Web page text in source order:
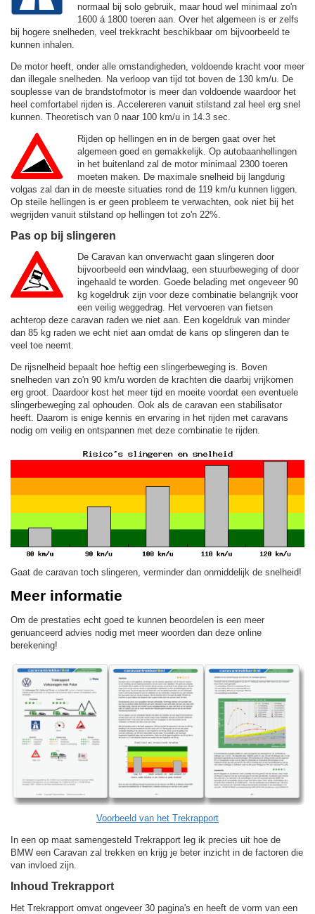
normaal bij solo gebruik, maar houd wel minimaal zo'n
1600 á 1800 toeren aan. Over het algemeen is er zelfs
bij hogere snelheden, veel trekkracht beschikbaar om bijvoorbeeld te
kunnen inhalen.
De motor heeft, onder alle omstandigheden, voldoende kracht voor meer
dan illegale snelheden. Na verloop van tijd tot boven de 130 km/u.
De
souplesse van de brandstofmotor is meer dan voldoende waardoor het
heel comfortabel rijden is. Accelereren vanuit stilstand zal heel erg snel
kunnen. Theoretisch van 0 naar 100 km/u in 14.3 sec.
Rijden op hellingen en in de bergen gaat over het
algemeen goed en gemakkelijk. Op autobaanhellingen
in het buitenland zal de motor minimaal 2300 toeren
moeten maken. De maximale snelheid bij langdurig
volgas zal dan in de meeste situaties rond de 119 km/u kunnen liggen.
Op steile hellingen is er geen probleem te verwachten, ook niet bij het
wegrijden vanuit stilstand op hellingen tot zo'n 22%.
Pas op bij slingeren
De Caravan kan onverwacht gaan slingeren door
bijvoorbeeld een windvlaag, een stuurbeweging of door
ingehaald te worden. Goede belading met ongeveer 90
kg kogeldruk zijn voor deze combinatie belangrijk voor
een veilig weggedrag. Het vervoeren van fietsen
achterop deze caravan raden we niet aan. Een kogeldruk van minder
dan 85 kg raden we echt niet aan omdat de kans op slingeren dan te
veel toe neemt.
De rijsnelheid bepaalt hoe heftig een slingerbeweging is. Boven
snelheden van zo'n 90 km/u worden de krachten die daarbij vrijkomen
erg groot. Daardoor kost het meer tijd en moeite voordat een eventuele
slingerbeweging zal ophouden. Ook als de caravan een stabilisator
heeft. Daarom is enige kennis en ervaring in het rijden met caravans
nodig om veilig en ontspannen met deze combinatie te rijden.
Gaat de caravan toch slingeren, verminder dan onmiddelijk de snelheid!
Meer informatie
Om de prestaties echt goed te kunnen beoordelen is een meer
genuanceerd advies nodig met meer woorden dan deze online
berekening!
Voorbeeld van het Trekrapport
In een op maat samengesteld Trekrapport leg ik precies uit hoe de
BMW een Caravan zal trekken en krijg je beter inzicht in de factoren die
van invloed zijn.
Inhoud Trekrapport
Het Trekrapport omvat ongeveer 30 pagina's en heeft de vorm van een